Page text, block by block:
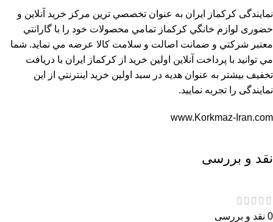
نمایندگی کرکماز ایران به عنوان تخصصي ترين مرکز خريد آنلاين و
حضوری لوازم خانگي کرکماز تمامي محصولات خود را با گارانتي
معتبر شرکتي و ضمانت اصالت و سلامت کالا عرضه مي نمايد. شما
مي توانيد با پرداخت آنلاين اولين خريد از کرکماز ایران با دريافت
تخفيف بيشتر به عنوان هديه در سبد اولين خريد اينترنتي از اين
نمایندگی را تجربه نماييد.
www.Korkmaz-Iran.com
نقد و بررسی
0 نقد و بررسی